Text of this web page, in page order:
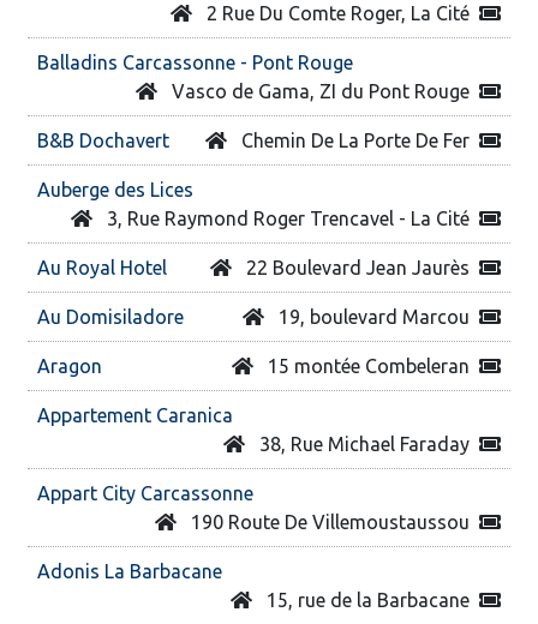
2 Rue Du Comte Roger, La Cité
Balladins Carcassonne - Pont Rouge
Vasco de Gama, ZI du Pont Rouge
B&B Dochavert Chemin De La Porte De Fer
Auberge des Lices
3, Rue Raymond Roger Trencavel - La Cité
Au Royal Hotel 22 Boulevard Jean Jaurès
Au Domisiladore 19, boulevard Marcou
Aragon 15 montée Combeleran
Appartement Caranica
38, Rue Michael Faraday
Appart City Carcassonne
190 Route De Villemoustaussou
Adonis La Barbacane
15, rue de la Barbacane